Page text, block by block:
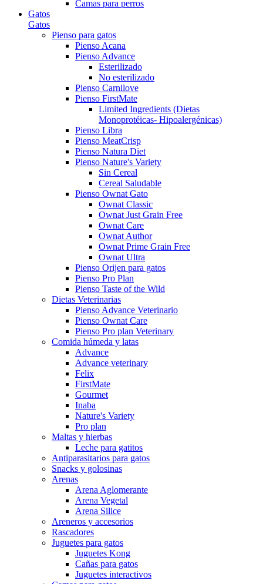
Camas para perros
Gatos
Gatos
Pienso para gatos
Pienso Acana
Pienso Advance
Esterilizado
No esterilizado
Pienso Carnilove
Pienso FirstMate
Limited Ingredients (Dietas
Monoprotéicas- Hipoalergénicas)
Pienso Libra
Pienso MeatCrisp
Pienso Natura Diet
Pienso Nature's Variety
Sin Cereal
Cereal Saludable
Pienso Ownat Gato
Ownat Classic
Ownat Just Grain Free
Ownat Care
Ownat Author
Ownat Prime Grain Free
Ownat Ultra
Pienso Orijen para gatos
Pienso Pro Plan
Pienso Taste of the Wild
Dietas Veterinarias
Pienso Advance Veterinario
Pienso Ownat Care
Pienso Pro plan Veterinary
Comida húmeda y latas
Advance
Advance veterinary
Felix
FirstMate
Gourmet
Inaba
Nature's Variety
Pro plan
Maltas y hierbas
Leche para gatitos
Antiparasitarios para gatos
Snacks y golosinas
Arenas
Arena Aglomerante
Arena Vegetal
Arena Silice
Areneros y accesorios
Rascadores
Juguetes para gatos
Juguetes Kong
Cañas para gatos
Juguetes interactivos